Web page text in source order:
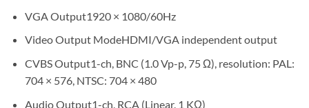
VGA Output1920 × 1080/60Hz
Video Output ModeHDMI/VGA independent output
CVBS Output1-ch, BNC (1.0 Vp-p, 75 Ω), resolution: PAL:
704 × 576, NTSC: 704 × 480
Audio Output1-ch, RCA (Linear, 1 KΩ)